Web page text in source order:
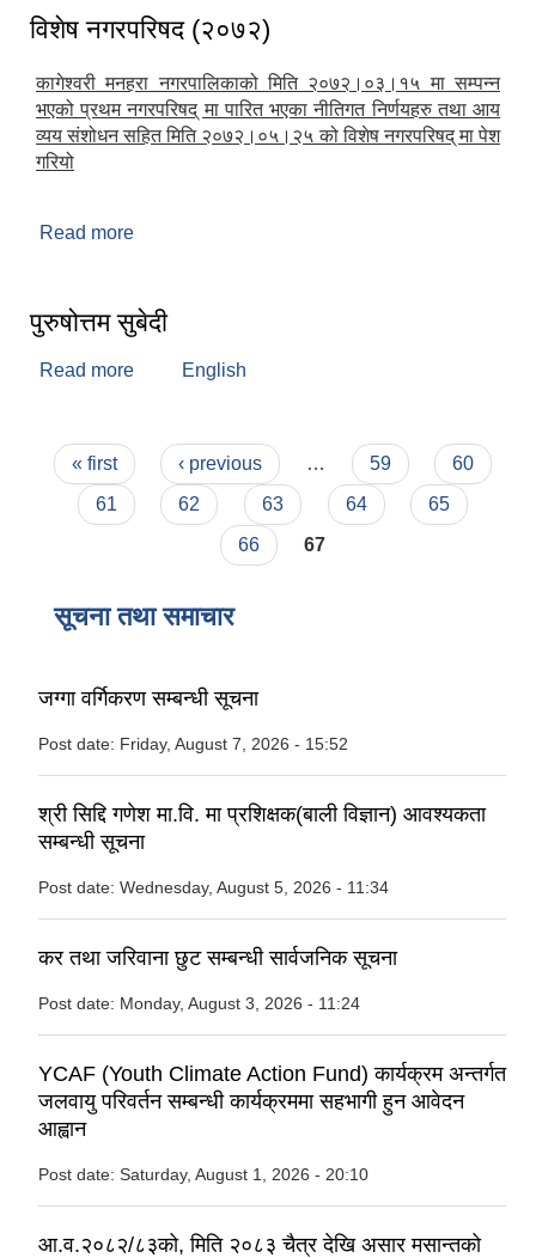
विशेष नगरपरिषद (२०७२)
कागेश्वरी मनहरा नगरपालिकाको मिति २०७२।०३।१५ मा सम्पन्न
भएको प्रथम नगरपरिषद् मा पारित भएका नीतिगत निर्णयहरु तथा आय
व्यय संशोधन सहित मिति २०७२।०५।२५ को विशेष नगरपरिषद् मा पेश
गरियो
Read more
पुरुषोत्तम सुबेदी
Read more about पुरुषोत्तम सुबेदी
English
Pages
« first ‹ previous … 59
60
61
62 63 64
65
66
67
सूचना तथा समाचार
जग्गा वर्गिकरण सम्बन्धी सूचना
Post date: Friday, August 7, 2026 - 15:52
श्री सिद्दि गणेश मा.वि. मा प्रशिक्षक(बाली विज्ञान) आवश्यकता
सम्बन्धी सूचना
Post date: Wednesday, August 5, 2026 - 11:34
कर तथा जरिवाना छुट सम्बन्धी सार्वजनिक सूचना
Post date: Monday, August 3, 2026 - 11:24
YCAF (Youth Climate Action Fund) कार्यक्रम अन्तर्गत
जलवायु परिवर्तन सम्बन्धी कार्यक्रममा सहभागी हुन आवेदन
आह्वान
Post date: Saturday, August 1, 2026 - 20:10
आ.व.२०८२/८३को, मिति २०८३ चैत्र देखि असार मसान्तको